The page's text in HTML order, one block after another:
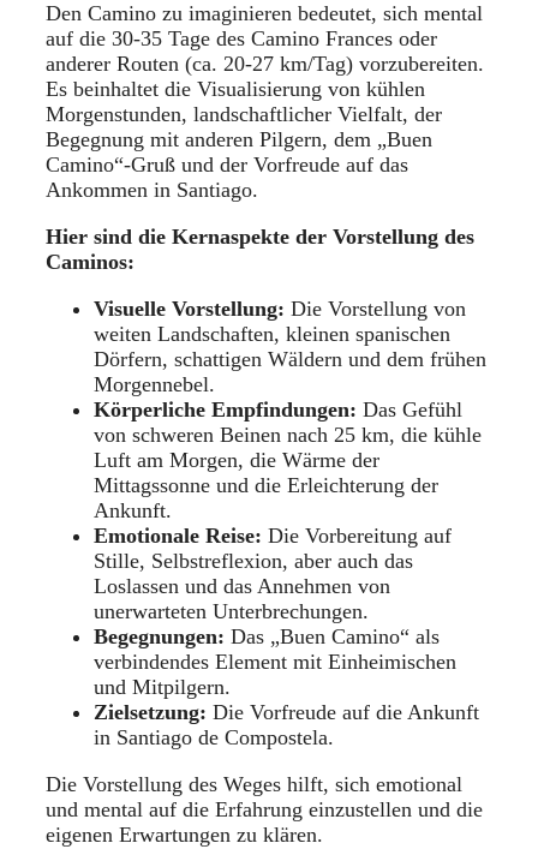
Den Camino zu imaginieren bedeutet, sich mental
auf die 30-35 Tage des Camino Frances oder
anderer Routen (ca. 20-27 km/Tag) vorzubereiten.
Es beinhaltet die Visualisierung von kühlen
Morgenstunden, landschaftlicher Vielfalt, der
Begegnung mit anderen Pilgern, dem „Buen
Camino“-Gruß und der Vorfreude auf das
Ankommen in Santiago.
Hier sind die Kernaspekte der Vorstellung des
Caminos:
Visuelle Vorstellung: Die Vorstellung von
weiten Landschaften, kleinen spanischen
Dörfern, schattigen Wäldern und dem frühen
Morgennebel.
Körperliche Empfindungen: Das Gefühl
von schweren Beinen nach 25 km, die kühle
Luft am Morgen, die Wärme der
Mittagssonne und die Erleichterung der
Ankunft.
Emotionale Reise: Die Vorbereitung auf
Stille, Selbstreflexion, aber auch das
Loslassen und das Annehmen von
unerwarteten Unterbrechungen.
Begegnungen: Das „Buen Camino“ als
verbindendes Element mit Einheimischen
und Mitpilgern.
Zielsetzung: Die Vorfreude auf die Ankunft
in Santiago de Compostela.
Die Vorstellung des Weges hilft, sich emotional
und mental auf die Erfahrung einzustellen und die
eigenen Erwartungen zu klären.